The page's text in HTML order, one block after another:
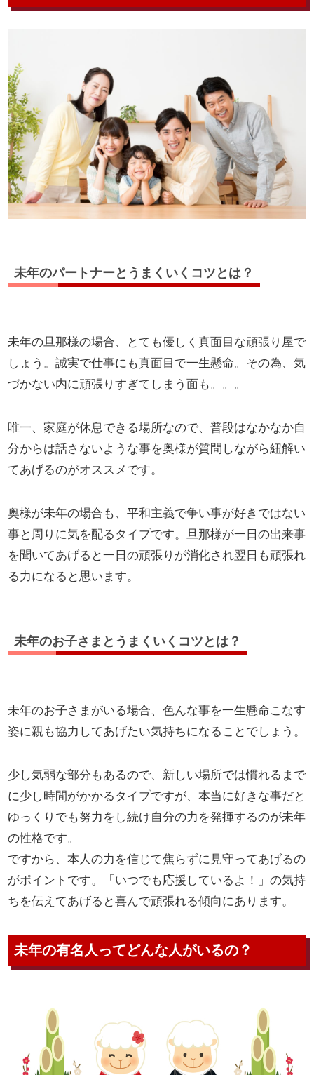
未年のパートナーとうまくいくコツとは？
未年の旦那様の場合、とても優しく真面目な頑張り屋で
しょう。誠実で仕事にも真面目で一生懸命。その為、気
づかない内に頑張りすぎてしまう面も。。。
唯一、家庭が休息できる場所なので、普段はなかなか自
分からは話さないような事を奥様が質問しながら紐解い
てあげるのがオススメです。
奥様が未年の場合も、平和主義で争い事が好きではない
事と周りに気を配るタイプです。旦那様が一日の出来事
を聞いてあげると一日の頑張りが消化され翌日も頑張れ
る力になると思います。
未年のお子さまとうまくいくコツとは？
未年のお子さまがいる場合、色んな事を一生懸命こなす
姿に親も協力してあげたい気持ちになることでしょう。
少し気弱な部分もあるので、新しい場所では慣れるまで
に少し時間がかかるタイプですが、本当に好きな事だと
ゆっくりでも努力をし続け自分の力を発揮するのが未年
の性格です。
ですから、本人の力を信じて焦らずに見守ってあげるの
がポイントです。「いつでも応援しているよ！」の気持
ちを伝えてあげると喜んで頑張れる傾向にあります。
未年の有名人ってどんな人がいるの？